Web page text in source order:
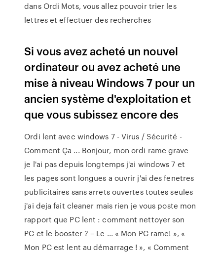
dans Ordi Mots, vous allez pouvoir trier les
lettres et effectuer des recherches
Si vous avez acheté un nouvel
ordinateur ou avez acheté une
mise à niveau Windows 7 pour un
ancien système d'exploitation et
que vous subissez encore des
Ordi lent avec windows 7 - Virus / Sécurité -
Comment Ça ... Bonjour, mon ordi rame grave
je l'ai pas depuis longtemps j'ai windows 7 et
les pages sont longues a ouvrir j'ai des fenetres
publicitaires sans arrets ouvertes toutes seules
j'ai deja fait cleaner mais rien je vous poste mon
rapport que PC lent : comment nettoyer son
PC et le booster ? – Le ... « Mon PC rame! », «
Mon PC est lent au démarrage ! », « Comment